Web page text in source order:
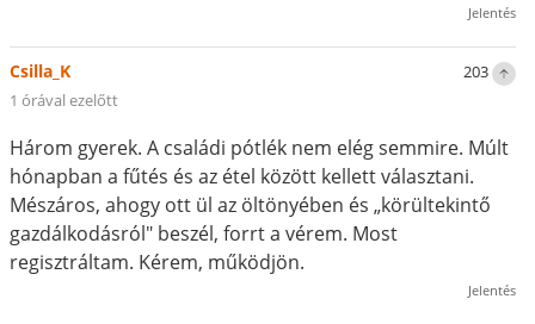
Jelentés
203
Csilla_K
1 órával ezelőtt
Három gyerek. A családi pótlék nem elég semmire. Múlt
hónapban a fűtés és az étel között kellett választani.
Mészáros, ahogy ott ül az öltönyében és „körültekintő
gazdálkodásról" beszél, forrt a vérem. Most
regisztráltam. Kérem, működjön.
Jelentés